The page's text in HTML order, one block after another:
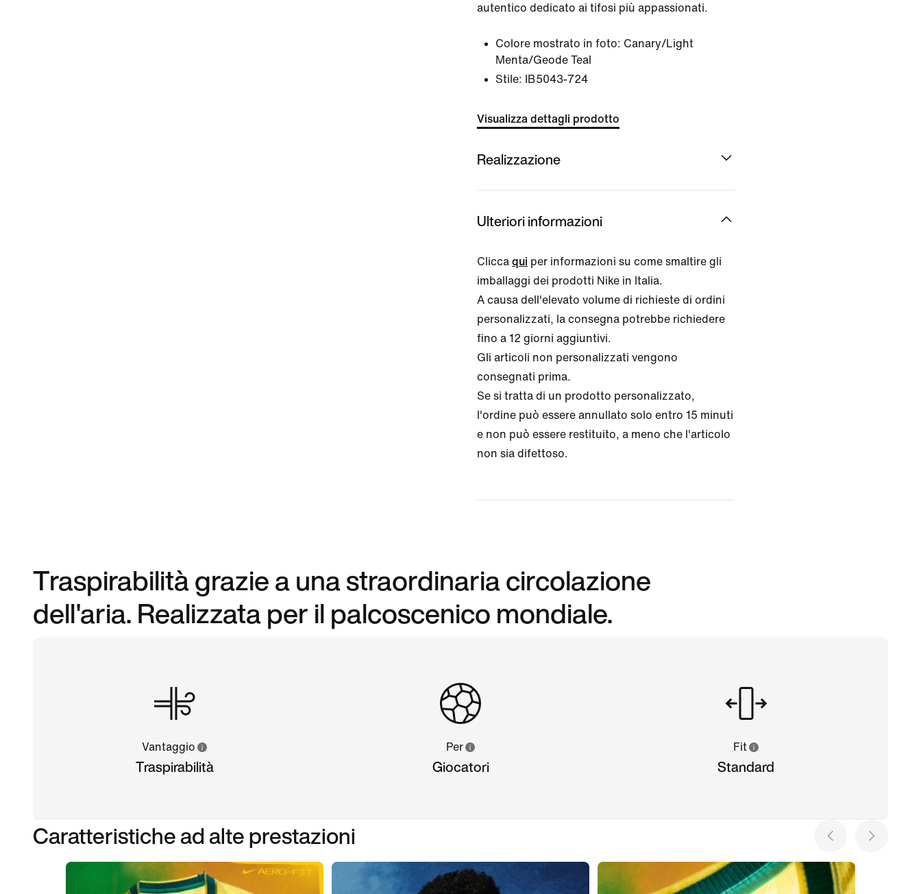
autentico dedicato ai tifosi più appassionati.
Colore mostrato in foto: Canary/Light
Menta/Geode Teal
Stile:
IB5043-724
Visualizza dettagli prodotto
Realizzazione
Ulteriori informazioni
Clicca qui per informazioni su come smaltire gli
imballaggi dei prodotti Nike in Italia.
A causa dell'elevato volume di richieste di ordini
personalizzati, la consegna potrebbe richiedere
fino a 12 giorni aggiuntivi.
Gli articoli non personalizzati vengono
consegnati prima.
Se si tratta di un prodotto personalizzato,
l'ordine può essere annullato solo entro 15 minuti
e non può essere restituito, a meno che l'articolo
non sia difettoso.
Traspirabilità grazie a una straordinaria circolazione
dell'aria. Realizzata per il palcoscenico mondiale.
Vantaggio
Traspirabilità
Per
Giocatori
Fit
Standard
Caratteristiche ad alte prestazioni